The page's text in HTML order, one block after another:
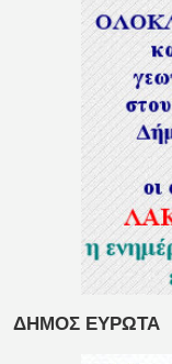
ΔΗΜΟΣ ΕΥΡΩΤΑ